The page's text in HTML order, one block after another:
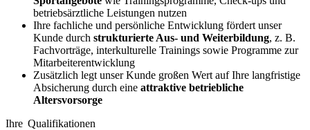
betriebsärztliche Leistungen nutzen
Ihre fachliche und persönliche Entwicklung fördert unser
Kunde durch strukturierte Aus- und Weiterbildung, z. B.
Fachvorträge, interkulturelle Trainings sowie Programme zur
Mitarbeiterentwicklung
Zusätzlich legt unser Kunde großen Wert auf Ihre langfristige
Absicherung durch eine attraktive betriebliche
Altersvorsorge
Ihre Qualifikationen